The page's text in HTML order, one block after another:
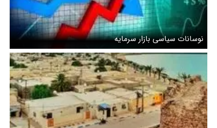
نوسانات سیاسی بازار سرمایه